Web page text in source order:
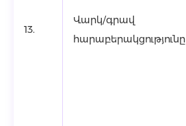
13.
Վարկ/գրավ
հարաբերակցությունը